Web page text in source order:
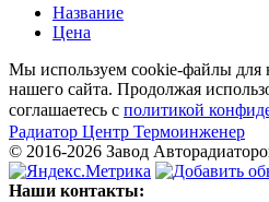
Название
Цена
Мы используем cookie-файлы для
нашего сайта. Продолжая
соглашаетесь c политикой
Радиатор Центр Термоинженер
© 2016-2026 Завод
Наши контакты: